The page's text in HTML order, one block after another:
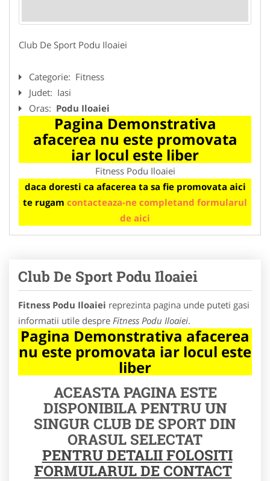
Club De Sport Podu Iloaiei
Categorie: Fitness
Judet: Iasi
Oras: Podu Iloaiei
Pagina Demonstrativa
afacerea nu este promovata
iar locul este liber
Fitness Podu Iloaiei
daca doresti ca afacerea ta sa fie promovata aici
te rugam contacteaza-ne completand formularul
de aici
Club De Sport Podu Iloaiei
Fitness Podu Iloaiei reprezinta pagina unde puteti gasi
informatii utile despre Fitness Podu Iloaiei.
Pagina Demonstrativa afacerea
nu este promovata iar locul este
liber
ACEASTA PAGINA ESTE
DISPONIBILA PENTRU UN
SINGUR CLUB DE SPORT DIN
ORASUL SELECTAT
PENTRU DETALII FOLOSITI
FORMULARUL DE CONTACT